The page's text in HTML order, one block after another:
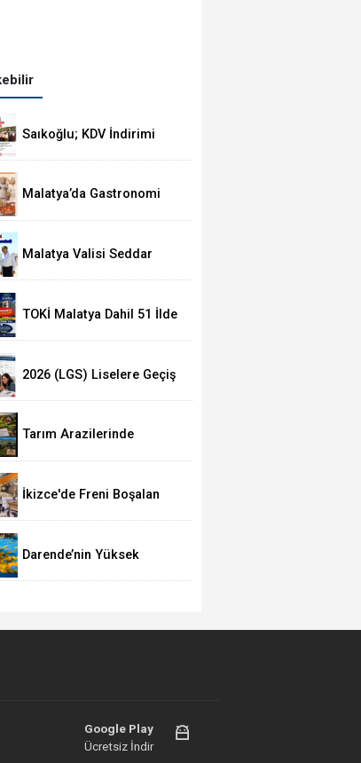
Saıkoğlu; KDV İndirimi
Malatya’da Gastronomi
Yapılacak
Malatya Valisi Seddar
TOKİ Malatya Dahil 51 İlde
2026 (LGS) Liselere Geçiş
Tarım Arazilerinde
Şartları Değişti
İkizce'de Freni Boşalan
Darende’nin Yüksek
Google Play
Ücretsiz İndir